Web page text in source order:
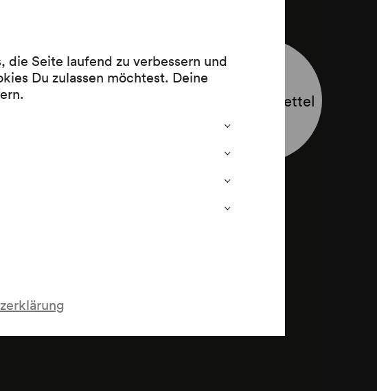
die Seite laufend zu verbessern und
Du zulassen möchtest. Deine
(1803)
Programmzettel